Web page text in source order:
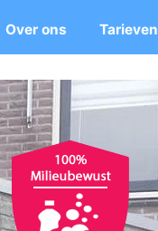
Over ons Tarieven